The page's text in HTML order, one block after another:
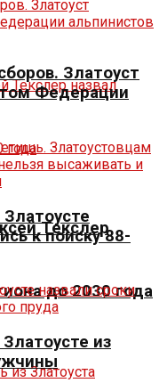
Текслер
до 2030 года
Златоуст
Федерации
к поиску 88-
из